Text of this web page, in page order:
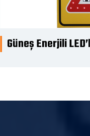
Güneş Enerjili